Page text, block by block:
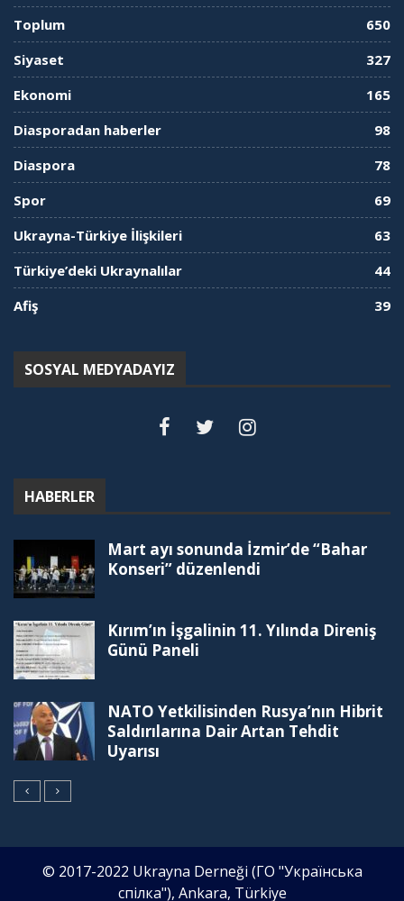
Toplum
650
Siyaset
327
Ekonomi
165
Diasporadan haberler
98
Diaspora
78
Spor
69
Ukrayna-Türkiye İlişkileri
63
Türkiye’deki Ukraynalılar
44
Afiş
39
SOSYAL MEDYADAYIZ
HABERLER
Mart ayı sonunda İzmir’de “Bahar
Konseri” düzenlendi
Kırım’ın İşgalinin 11. Yılında Direniş
Günü Paneli
NATO Yetkilisinden Rusya’nın Hibrit
Saldırılarına Dair Artan Tehdit
Uyarısı
© 2017-2022 Ukrayna Derneği (ГО "Українська
спілка"), Ankara, Türkiye